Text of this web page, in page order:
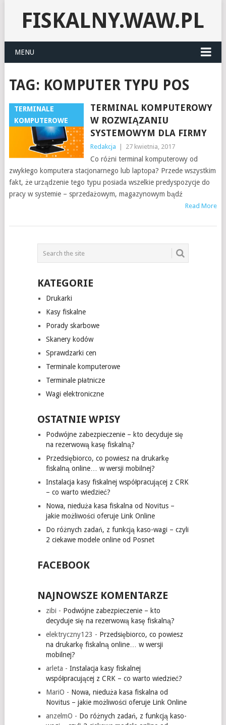
FISKALNY.WAW.PL
MENU
TAG: KOMPUTER TYPU POS
TERMINALE
KOMPUTEROWE
TERMINAL KOMPUTEROWY
W ROZWIĄZANIU
SYSTEMOWYM DLA FIRMY
Redakcja 27 kwietnia, 2017
Co różni terminal komputerowy od
zwykłego komputera stacjonarnego lub laptopa? Przede wszystkim
fakt, że urządzenie tego typu posiada wszelkie predyspozycje do
pracy w systemie – sprzedażowym, magazynowym bądź
Read More
KATEGORIE
Drukarki
Kasy fiskalne
Porady skarbowe
Skanery kodów
Sprawdzarki cen
Terminale komputerowe
Terminale płatnicze
Wagi elektroniczne
OSTATNIE WPISY
Podwójne zabezpieczenie – kto decyduje się
na rezerwową kasę fiskalną?
Przedsiębiorco, co powiesz na drukarkę
fiskalną online… w wersji mobilnej?
Instalacja kasy fiskalnej współpracującej z CRK
– co warto wiedzieć?
Nowa, nieduża kasa fiskalna od Novitus –
jakie możliwości oferuje Link Online
Do różnych zadań, z funkcją kaso-wagi – czyli
2 ciekawe modele online od Posnet
FACEBOOK
NAJNOWSZE KOMENTARZE
zibi - Podwójne zabezpieczenie – kto
decyduje się na rezerwową kasę fiskalną?
elektryczny123 - Przedsiębiorco, co powiesz
na drukarkę fiskalną online… w wersji
mobilnej?
arleta - Instalacja kasy fiskalnej
współpracującej z CRK – co warto wiedzieć?
MariO - Nowa, nieduża kasa fiskalna od
Novitus – jakie możliwości oferuje Link Online
anzelmO - Do różnych zadań, z funkcją kaso-